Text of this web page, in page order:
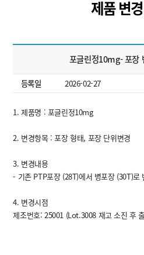
제품 변
포글린정10mg- 포장
등록일 2026-02-27
1. 제품명 : 포글린정10mg
2. 변경항목 : 포장 형태, 포장 단위변경
3. 변경내용
- 기존 PTP포장 (28T)에서 병포장 (30T)로
4. 변경시점
제조번호: 25001 (Lot.3008 재고 소진 후